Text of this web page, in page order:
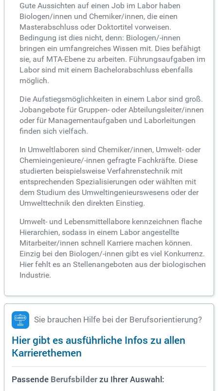
Gute Aussichten auf einen Job im Labor haben
Biologen/innen und Chemiker/innen, die einen
Masterabschluss oder Doktortitel vorweisen.
Bedingung ist dies nicht, denn: Biologen/-innen
bringen ein umfangreiches Wissen mit. Dies befähigt
sie, auf MTA-Ebene zu arbeiten. Führungsaufgaben im
Labor sind mit einem Bachelorabschluss ebenfalls
möglich.
Die Aufstiegsmöglichkeiten in einem Labor sind groß.
Jobangebote für Gruppen- oder Abteilungsleiter/innen
oder für Managementaufgaben und Laborleitungen
finden sich vielfach.
In Umweltlaboren sind Chemiker/innen, Umwelt- oder
Chemieingenieure/-innen gefragte Fachkräfte. Diese
studierten beispielsweise Verfahrenstechnik mit
entsprechenden Spezialisierungen oder wählten mit
dem Studium des Umweltingenieurswesens oder der
Umwelttechnik den direkten Einstieg.
Umwelt- und Lebensmittellabore kennzeichnen flache
Hierarchien, sodass in einem Labor angestellte
Mitarbeiter/innen schnell Karriere machen können.
Einzig bei den Biologen/-innen gibt es viel Konkurrenz.
Hier fehlt es an Stellenangeboten aus der biologischen
Industrie.
Sie brauchen Hilfe bei der Berufsorientierung?
Hier gibt es ausführliche Infos zu allen
Karrierethemen
Passende Berufsbilder zu Ihrer Auswahl: